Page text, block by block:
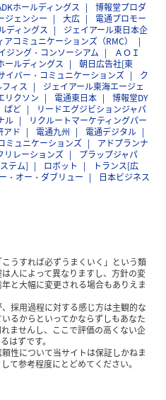
ホールディングス
博報堂プロダ
ジェンシー 大広
電通プロモー
ディングス
ジェイアール東日本企
コミュニケーションズ（RMC）
ジング・コンソーシアム
ＡＯＩ
ールディングス
朝日広告社[東
イバー・コミュニケーションズ
ク
フィス
ジェイアール東海エージェ
リクソン 電通東日本
博報堂DY
ぱど
リードエグジビションジャパ
ル
リクルートマーケティングパー
アド 電通九州
電通デジタル
ミュニケーションズ
アドプランナ
リレーションズ
プラップジャパ
テム] ロボット
トランス[広
・オー・ダブリュー
日本ビジネス
うすれば必ずうまくいく」という類
人によって異なりますし、方針の変
と大幅に変更される場合もありえま
採用過程に対する感じ方は主観的な
るからといってかならずしもあなた
ませんし、ここで評価の高くない企
はずです。
性について当サイトは保証しかねま
て参考程度にとどめてください。